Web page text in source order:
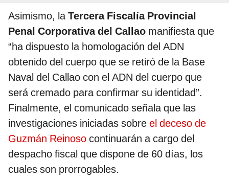
Asimismo, la Tercera Fiscalía Provincial
Penal Corporativa del Callao manifiesta que
“ha dispuesto la homologación del ADN
obtenido del cuerpo que se retiró de la Base
Naval del Callao con el ADN del cuerpo que
será cremado para confirmar su identidad”.
Finalmente, el comunicado señala que las
investigaciones iniciadas sobre el deceso de
Guzmán Reinoso continuarán a cargo del
despacho fiscal que dispone de 60 días, los
cuales son prorrogables.